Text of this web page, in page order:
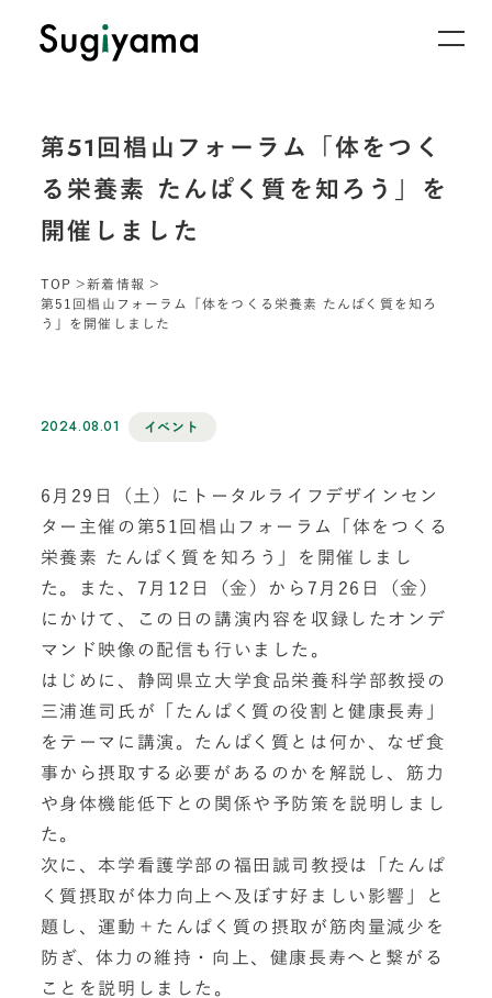
第51回椙山フォーラム「体をつく
る栄養素 たんぱく質を知ろう」を
開催しました
TOP
新着情報
第51回椙山フォーラム「体をつくる栄養素 たんぱく質を知ろ
う」を開催しました
2024.08.01 イベント
6月29日（土）にトータルライフデザインセン
ター主催の第51回椙山フォーラム「体をつくる
栄養素 たんぱく質を知ろう」を開催しまし
た。また、7月12日（金）から7月26日（金）
にかけて、この日の講演内容を収録したオンデ
マンド映像の配信も行いました。
はじめに、静岡県立大学食品栄養科学部教授の
三浦進司氏が「たんぱく質の役割と健康長寿」
をテーマに講演。たんぱく質とは何か、なぜ食
事から摂取する必要があるのかを解説し、筋力
や身体機能低下との関係や予防策を説明しまし
た。
次に、本学看護学部の福田誠司教授は「たんぱ
く質摂取が体力向上へ及ぼす好ましい影響」と
題し、運動＋たんぱく質の摂取が筋肉量減少を
防ぎ、体力の維持・向上、健康長寿へと繋がる
ことを説明しました。